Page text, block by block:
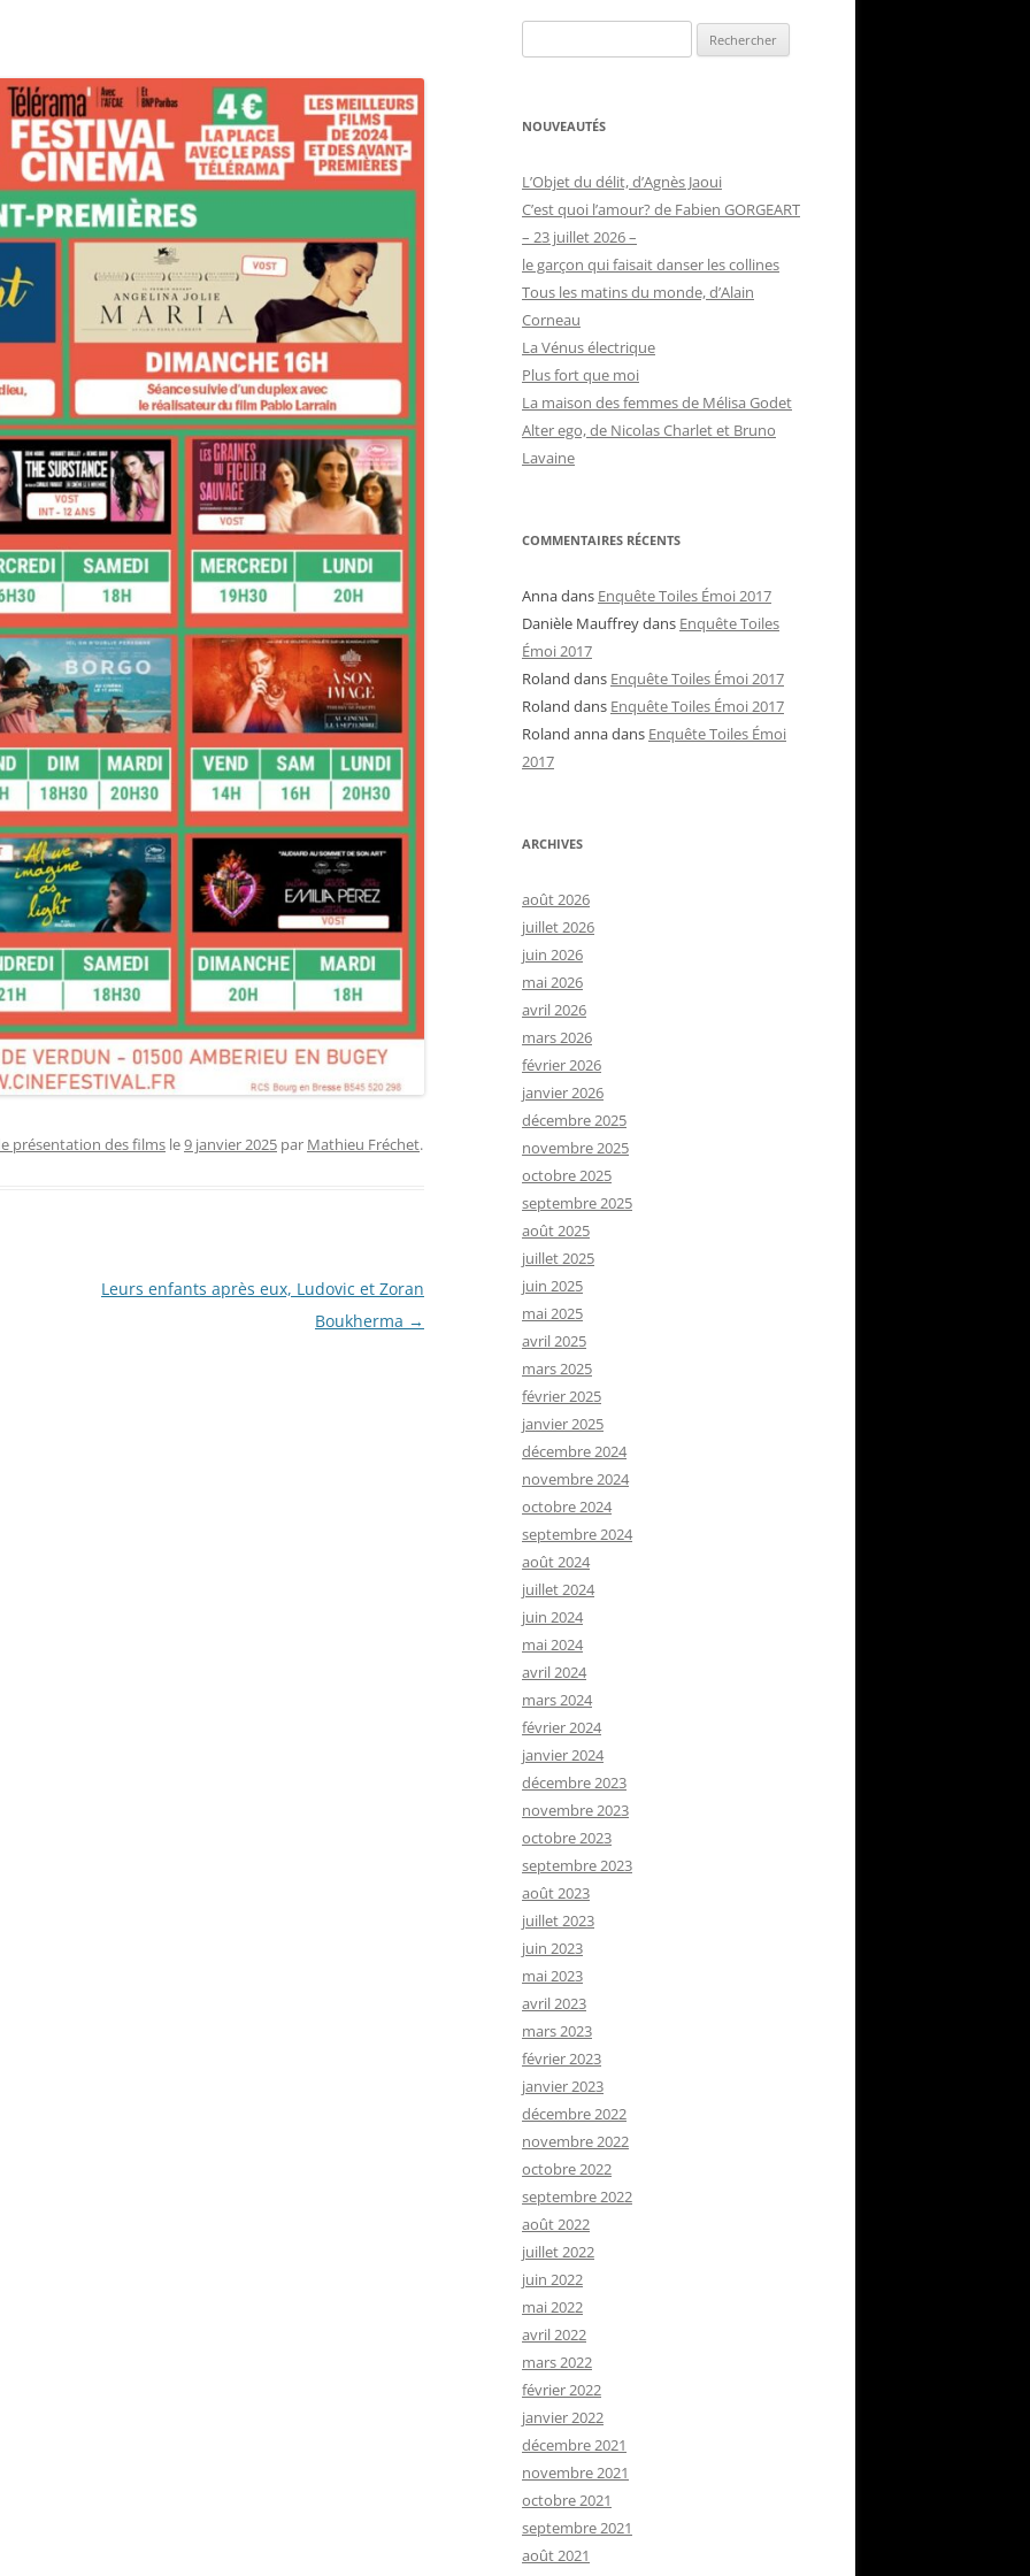
présentation des films le9 janvier 2025 par Mathieu Fréchet.
Leurs enfants après eux, Ludovic et Zoran
Boukherma →
NOUVEAUTÉS
L’Objet du délit, d’Agnès Jaoui
C’est quoi l’amour? de Fabien GORGEART
– 23 juillet 2026 –
le garçon qui faisait danser les collines
Tous les matins du monde, d’Alain
Corneau
La Vénus électrique
Plus fort que moi
La maison des femmes de Mélisa Godet
Alter ego, de Nicolas Charlet et Bruno
Lavaine
COMMENTAIRES RÉCENTS
Annadans Enquête Toiles Émoi 2017
Danièle Mauffreydans Enquête Toiles
Émoi 2017
Roland dans Enquête Toiles Émoi 2017
Roland dans Enquête Toiles Émoi 2017
Roland annadans Enquête Toiles Émoi
2017
ARCHIVES
août 2026
juillet 2026
juin 2026
mai 2026
avril 2026
mars 2026
février 2026
janvier 2026
décembre 2025
novembre 2025
octobre 2025
septembre 2025
août 2025
juillet 2025
juin 2025
mai 2025
avril 2025
mars 2025
février 2025
janvier 2025
décembre 2024
novembre 2024
octobre 2024
septembre 2024
août 2024
juillet 2024
juin 2024
mai 2024
avril 2024
mars 2024
février 2024
janvier 2024
décembre 2023
novembre 2023
octobre 2023
septembre 2023
août 2023
juillet 2023
juin 2023
mai 2023
avril 2023
mars 2023
février 2023
janvier 2023
décembre 2022
novembre 2022
octobre 2022
septembre 2022
août 2022
juillet 2022
juin 2022
mai 2022
avril 2022
mars 2022
février 2022
janvier 2022
décembre 2021
novembre 2021
octobre 2021
septembre 2021
août 2021